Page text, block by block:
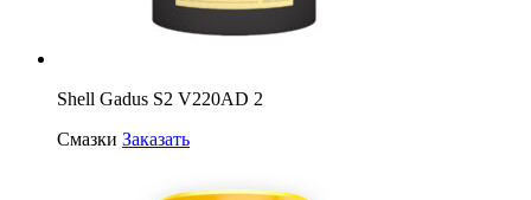
Shell Gadus S2 V220AD 2
Смазки Заказать